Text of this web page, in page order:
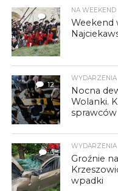
4
NA WEEKEND
Weekend
12
WYDARZENIA
Nocna
Wolanki.
sprawców
3
WYDARZENIA
Groźnie
wpadki